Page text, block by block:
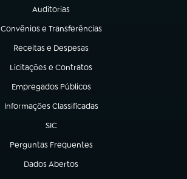
Auditorias
(abre em nova aba)
Convênios e Transferências
(abre em nova aba)
Receitas e Despesas
(abre em nova aba)
Licitações e Contratos
(abre em nova aba)
Empregados Públicos
(abre em nova aba)
Informações Classificadas
(abre em nova aba)
SIC
(abre em nova aba)
Perguntas Frequentes
(abre em nova aba)
Dados Abertos
(abre em nova aba)